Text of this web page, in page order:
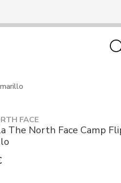
FACE
The North Face Camp